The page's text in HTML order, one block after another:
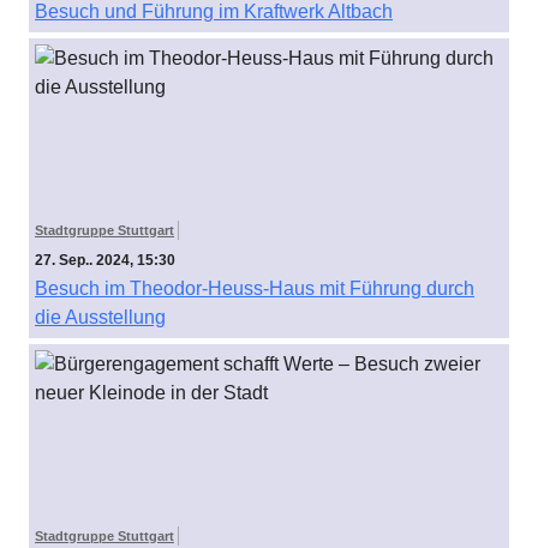
Besuch und Führung im Kraftwerk Altbach
Stadtgruppe Stuttgart
27. Sep.. 2024, 15:30
Besuch im Theodor-Heuss-Haus mit Führung durch
die Ausstellung
Stadtgruppe Stuttgart